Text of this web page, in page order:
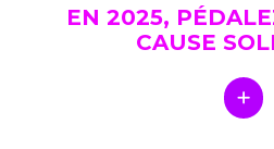
EN 2025,
CAUSE